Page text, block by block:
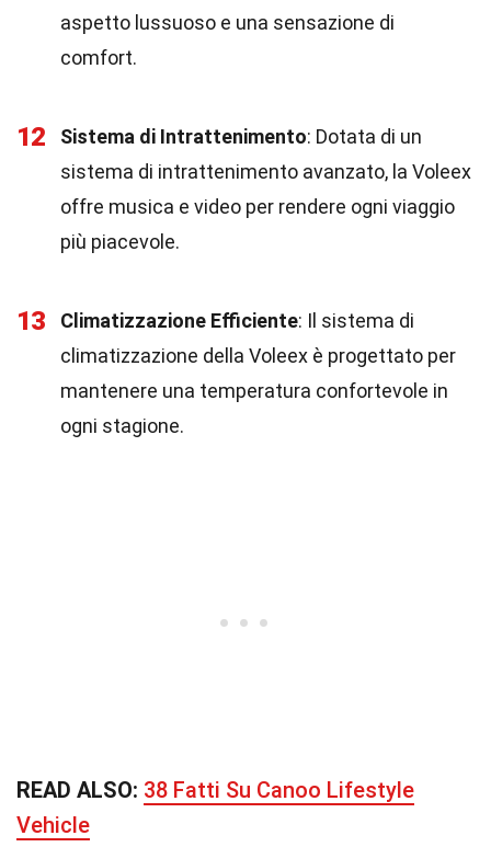
aspetto lussuoso e una sensazione di
comfort.
12 Sistema di Intrattenimento: Dotata di un
sistema di intrattenimento avanzato, la Voleex
offre musica e video per rendere ogni viaggio
più piacevole.
13 Climatizzazione Efficiente: Il sistema di
climatizzazione della Voleex è progettato per
mantenere una temperatura confortevole in
ogni stagione.
READ ALSO: 38 Fatti Su Canoo Lifestyle
Vehicle